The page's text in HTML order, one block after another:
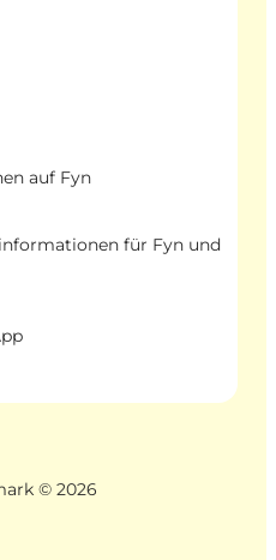
auf Fyn
für Fyn und
© 2026